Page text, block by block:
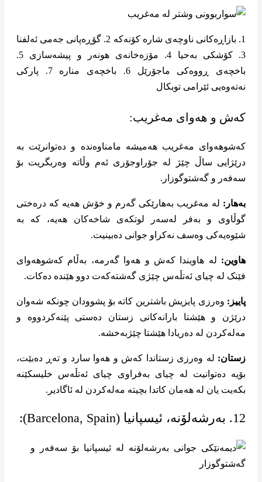
1. بازاڕەکانی ناوچەی شارە کۆنەکە 2. گۆڕەپانی جەمی ئەلفنا
3. کۆشکی بەحیا 4. مۆزەخانەی هونەر و پیشەسازی 5.
باخچەی ڕووەکی ماجۆرێل 6. باخچەی منارە 7. پارکی
نەتەوەیی ئێرامی توبکال
کەش و هەوای مەغریب:
کەشوهەوای مەغریب هەمیشە مامناوەندە و دەتوانرێت بە
درێژایی ساڵ چێژ لە جۆراوجۆری ئەم وڵاتە وەربگریت بۆ
سەفەر و گەشتوگوزار.
بەهار: لە مەغریب بەهارێکی گەرم و خۆش هەیە کە درەختی
گوڵاوی و بەفر لەسەر لوتکەی شاخەکان هەیە، کە بە
شێوەیەکی وەسف نەکراو جوانی دەبینیت.
هاوین: لە هاویندا کەش و هەوا گەرمە، بەڵام کەشوهەوای
فێنک لە چیای ئەتڵەس چێژی گەشتەکەت دوو هێندە دەکات.
پاییز: وەرزی پایزیش باشترین کاتە بۆ پشوودان چونکە شەوان
درێژن و هێشتا بارانەکانی زستان دەستی پێنەکردووە و
مەلەکردن لە دەریادا هێشتا چێژبەخشە.
زستان: لە وەرزی زستاندا کەش و هەوا سارد و تەڕ دەبێت،
بۆیە دەتوانیت لە چیای بەفراوی چیای ئەتڵەس خلیسکێنە
بکەیت یان لە هەمان کاتدا بچیتە مەلەکردن لە ئاگادیر.
12. بەرشەلۆنە، ئیسپانیا (Barcelona, Spain):